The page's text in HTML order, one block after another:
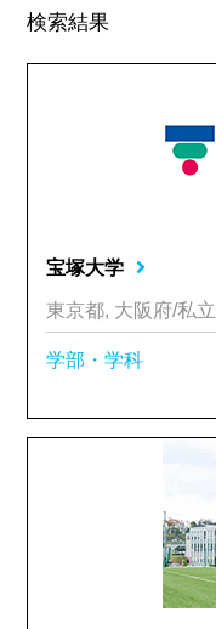
検索結果
宝塚大学
東京都, 大阪府/私立
学部・学科